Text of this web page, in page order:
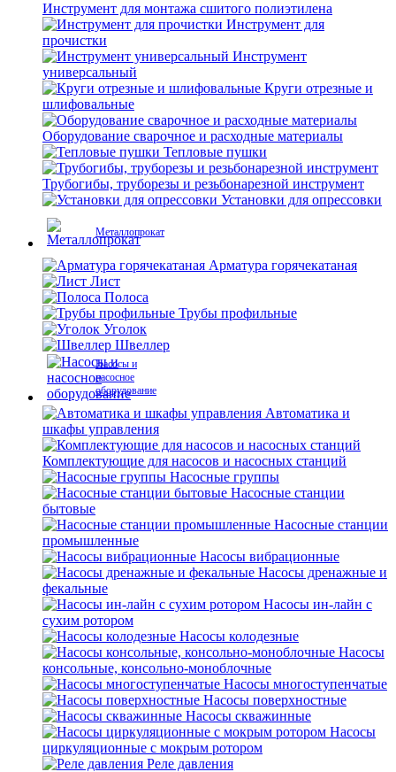
Инструмент для монтажа сшитого полиэтилена
Инструмент для
прочистки
Инструмент
универсальный
Круги отрезные и
шлифовальные
Оборудование сварочное и расходные материалы
Тепловые пушки
Трубогибы, труборезы и резьбонарезной инструмент
Установки для опрессовки
Металлопрокат
Арматура горячекатаная
Лист
Полоса
Трубы профильные
Уголок
Швеллер
Насосы и
насосное
оборудование
Автоматика и
шкафы управления
Комплектующие для насосов и насосных станций
Насосные группы
Насосные станции
бытовые
Насосные станции
промышленные
Насосы вибрационные
Насосы дренажные и
фекальные
Насосы ин-лайн с
сухим ротором
Насосы колодезные
Насосы
консольные, консольно-моноблочные
Насосы многоступенчатые
Насосы поверхностные
Насосы скважинные
Насосы
циркуляционные с мокрым ротором
Реле давления